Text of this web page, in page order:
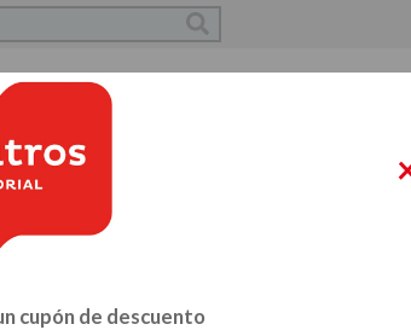
CATÁLOGO ALBATROS
cupón de descuento